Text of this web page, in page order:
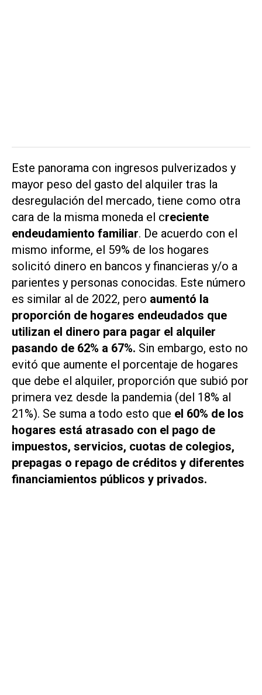
Este panorama con ingresos pulverizados y
mayor peso del gasto del alquiler tras la
desregulación del mercado, tiene como otra
cara de la misma moneda el creciente
endeudamiento familiar. De acuerdo con el
mismo informe, el 59% de los hogares
solicitó dinero en bancos y financieras y/o a
parientes y personas conocidas. Este número
es similar al de 2022, pero aumentó la
proporción de hogares endeudados que
utilizan el dinero para pagar el alquiler
pasando de 62% a 67%. Sin embargo, esto no
evitó que aumente el porcentaje de hogares
que debe el alquiler, proporción que subió por
primera vez desde la pandemia (del 18% al
21%). Se suma a todo esto que el 60% de los
hogares está atrasado con el pago de
impuestos, servicios, cuotas de colegios,
prepagas o repago de créditos y diferentes
financiamientos públicos y privados.